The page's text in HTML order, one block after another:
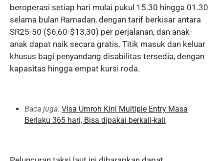
beroperasi setiap hari mulai pukul 15.30 hingga 01.30
selama bulan Ramadan, dengan tarif berkisar antara
SR25-50 ($6,60-$13,30) per perjalanan, dan anak-
anak dapat naik secara gratis. Titik masuk dan keluar
khusus bagi penyandang disabilitas tersedia, dengan
kapasitas hingga empat kursi roda.
Baca juga: Visa Umroh Kini Multiple Entry Masa
Berlaku 365 hari, Bisa dipakai berkali-kali